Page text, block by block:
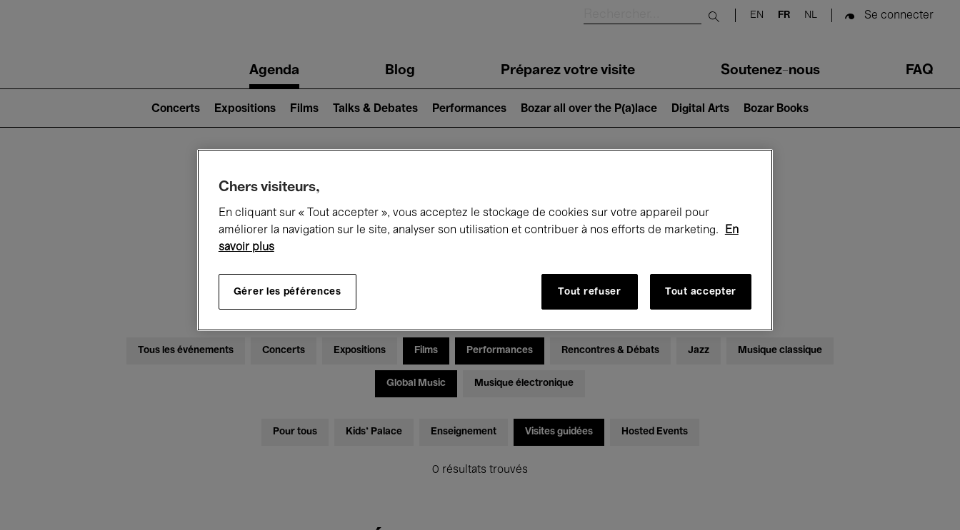
Submit search
EN FR NL Se connecter
navigationAgenda Blog Préparez votre visite Soutenez-nous FAQ
2)
Concerts Expositions Films Talks & Debates Performances Bozar all over the P(a)lace Digital Arts Bozar Books
Ce qui se passe à Bozar
Lundi 13 - Mardi 21 Avril 2026
Tous les événements Concerts Expositions Films Performances Rencontres & Débats Jazz Musique classique
Global Music Musique électronique
Pour tous Kids’ Palace Enseignement Visites guidées Hosted Events
0 résultats trouvés
Chers visiteurs,
En cliquant sur « Tout accepter », vous acceptez le stockage de cookies sur votre appareil pour
améliorer la navigation sur le site, analyser son utilisation et contribuer à nos efforts de marketing.
En
savoir plus
Gérer les péférences Tout refuser Tout accepter